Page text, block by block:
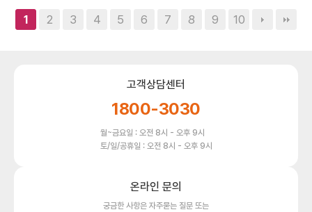
1 2 3 4 5 6 7 8 9 10
고객상담센터
1800-3030
월~금요일 : 오전 8시 - 오후 9시
토/일/공휴일 : 오전 8시 - 오후 9시
온라인 문의
궁금한 사항은 자주묻는 질문 또는